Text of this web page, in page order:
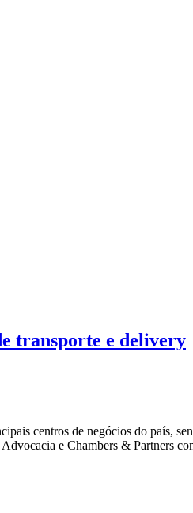
transporte e delivery
centros de negócios do país,
e Chambers & Partners